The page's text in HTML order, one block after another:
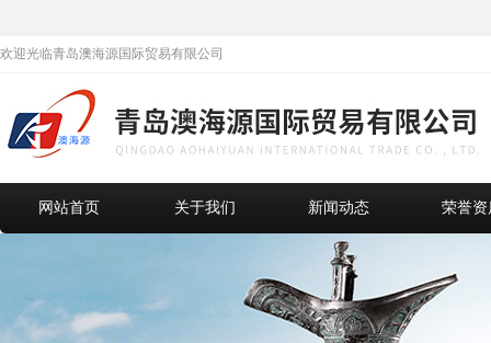
欢迎光临青岛澳海源国际贸易有限公司
网站首页 关于我们 新闻动态 荣誉资